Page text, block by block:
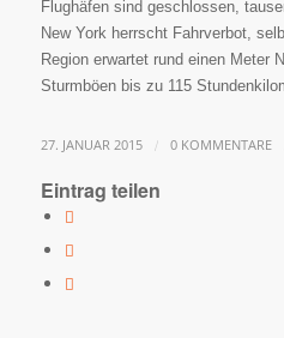
Flughäfen sind geschlossen,
New York herrscht Fahrverbot,
Region erwartet rund einen Meter
Sturmböen bis zu 115
27. JANUAR 2015 / 0 KOMMENTARE
Eintrag teilen